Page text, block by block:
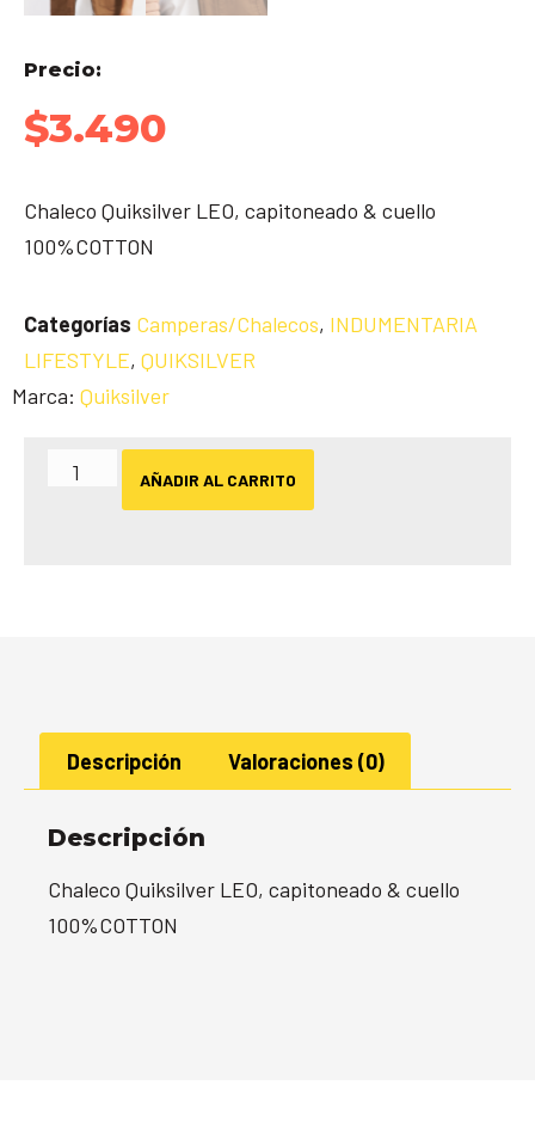
Precio:
$3.490
Chaleco Quiksilver LEO, capitoneado & cuello
100%COTTON
Categorías Camperas/Chalecos, INDUMENTARIA
LIFESTYLE, QUIKSILVER
Marca: Quiksilver
AÑADIR AL CARRITO
Descripción Valoraciones (0)
Descripción
Chaleco Quiksilver LEO, capitoneado & cuello
100%COTTON